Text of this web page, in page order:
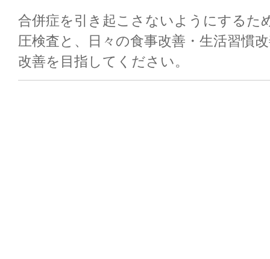
合併症を引き起こさないようにするた
圧検査と、日々の食事改善・生活習慣
改善を目指してください。